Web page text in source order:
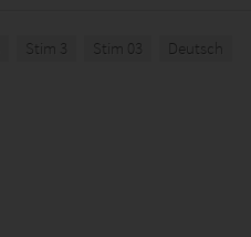
Stim 3 Stim 03 Deutsch